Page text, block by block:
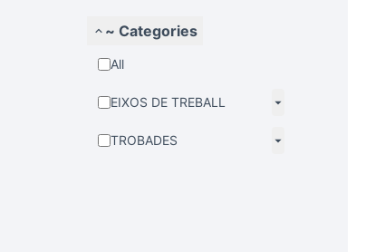
~ Categories
All
EIXOS DE TREBALL
TROBADES